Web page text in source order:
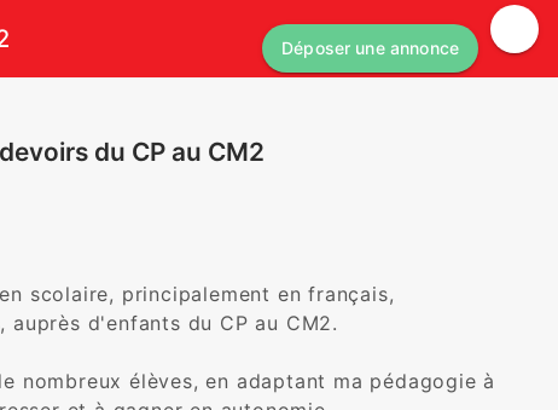
Déposer une annonce
du CP au CM2
scolaire, principalement en français,
d'enfants du CP au CM2.
nombreux élèves, en adaptant ma pédagogie à